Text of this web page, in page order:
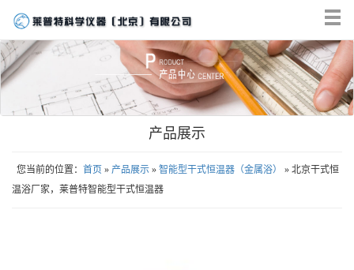
产品展示
您当前的位置： 首页 » 产品展示 » 智能型干式恒温器（金属浴）
» 北京干式恒
温浴厂家，莱普特智能型干式恒温器